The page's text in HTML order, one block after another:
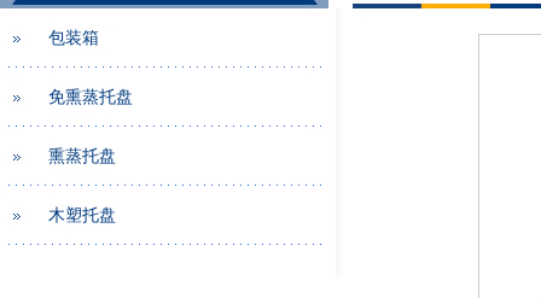
包装箱
免熏蒸托盘
熏蒸托盘
木塑托盘